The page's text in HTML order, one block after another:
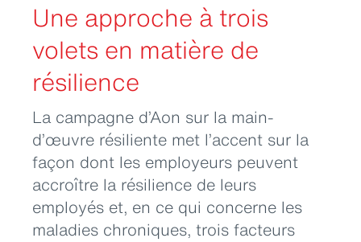
Une approche à trois
volets en matière de
résilience
La campagne d’Aon sur la main-
d’œuvre résiliente met l’accent sur la
façon dont les employeurs peuvent
accroître la résilience de leurs
employés et, en ce qui concerne les
maladies chroniques, trois facteurs